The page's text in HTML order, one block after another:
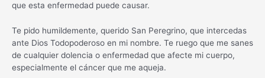
que esta enfermedad puede causar.
Te pido humildemente, querido San Peregrino, que intercedas
ante Dios Todopoderoso en mi nombre. Te ruego que me sanes
de cualquier dolencia o enfermedad que afecte mi cuerpo,
especialmente el cáncer que me aqueja.